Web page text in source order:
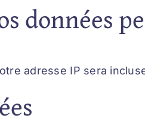
données
adresse IP sera